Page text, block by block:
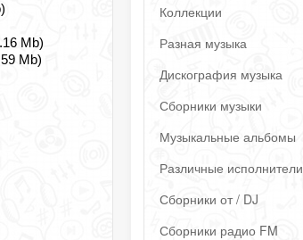
Mb)
Mb)
Коллекции
Разная музыка
Дискография музыка
Сборники музыки
Музыкальные альбомы
Различные исполнители
Сборники от / DJ
Сборники радио FM